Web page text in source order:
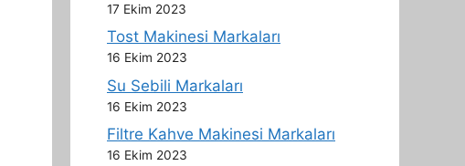
17 Ekim 2023
Tost Makinesi Markaları
16 Ekim 2023
Su Sebili Markaları
16 Ekim 2023
Filtre Kahve Makinesi Markaları
16 Ekim 2023